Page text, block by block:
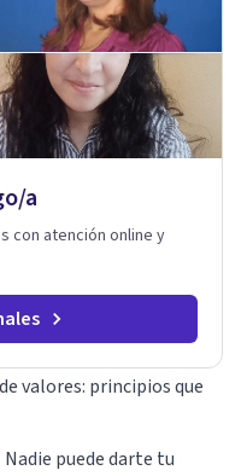
a
con atención online y
valores: principios que
puede darte tu